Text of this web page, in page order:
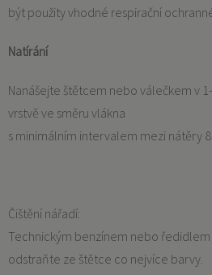
být použity vhodné respirační
Natírání
Nanášejte štětcem nebo válečkem v
vrstvě ve směru vlákna
s minimálním intervalem mezi nátěry
Čištění nářadí:
Technickým benzínem nebo ředidlem
odstraňte ze štětce co nejvíce barvy.